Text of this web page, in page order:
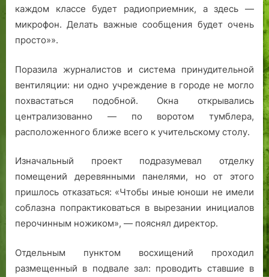
каждом классе будет радиоприемник, а здесь —
микрофон. Делать важные сообщения будет очень
просто»».
Поразила журналистов и система принудительной
вентиляции: ни одно учреждение в городе не могло
похвастаться подобной. Окна открывались
централизованно — по воротом тумблера,
расположенного ближе всего к учительскому столу.
Изначальный проект подразумевал отделку
помещений деревянными панелями, но от этого
пришлось отказаться: «Чтобы иные юноши не имели
соблазна попрактиковаться в вырезании инициалов
перочинным ножиком», — пояснял директор.
Отдельным пунктом восхищений проходил
размещенный в подвале зал: проводить ставшие в